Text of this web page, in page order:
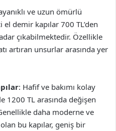
ve uzun ömürlü
demir kapılar 700 TL’den
çıkabilmektedir. Özellikle
artıran unsurlar arasında yer
: Hafif ve bakımı kolay
1200 TL arasında değişen
daha moderne ve
bu kapılar, geniş bir